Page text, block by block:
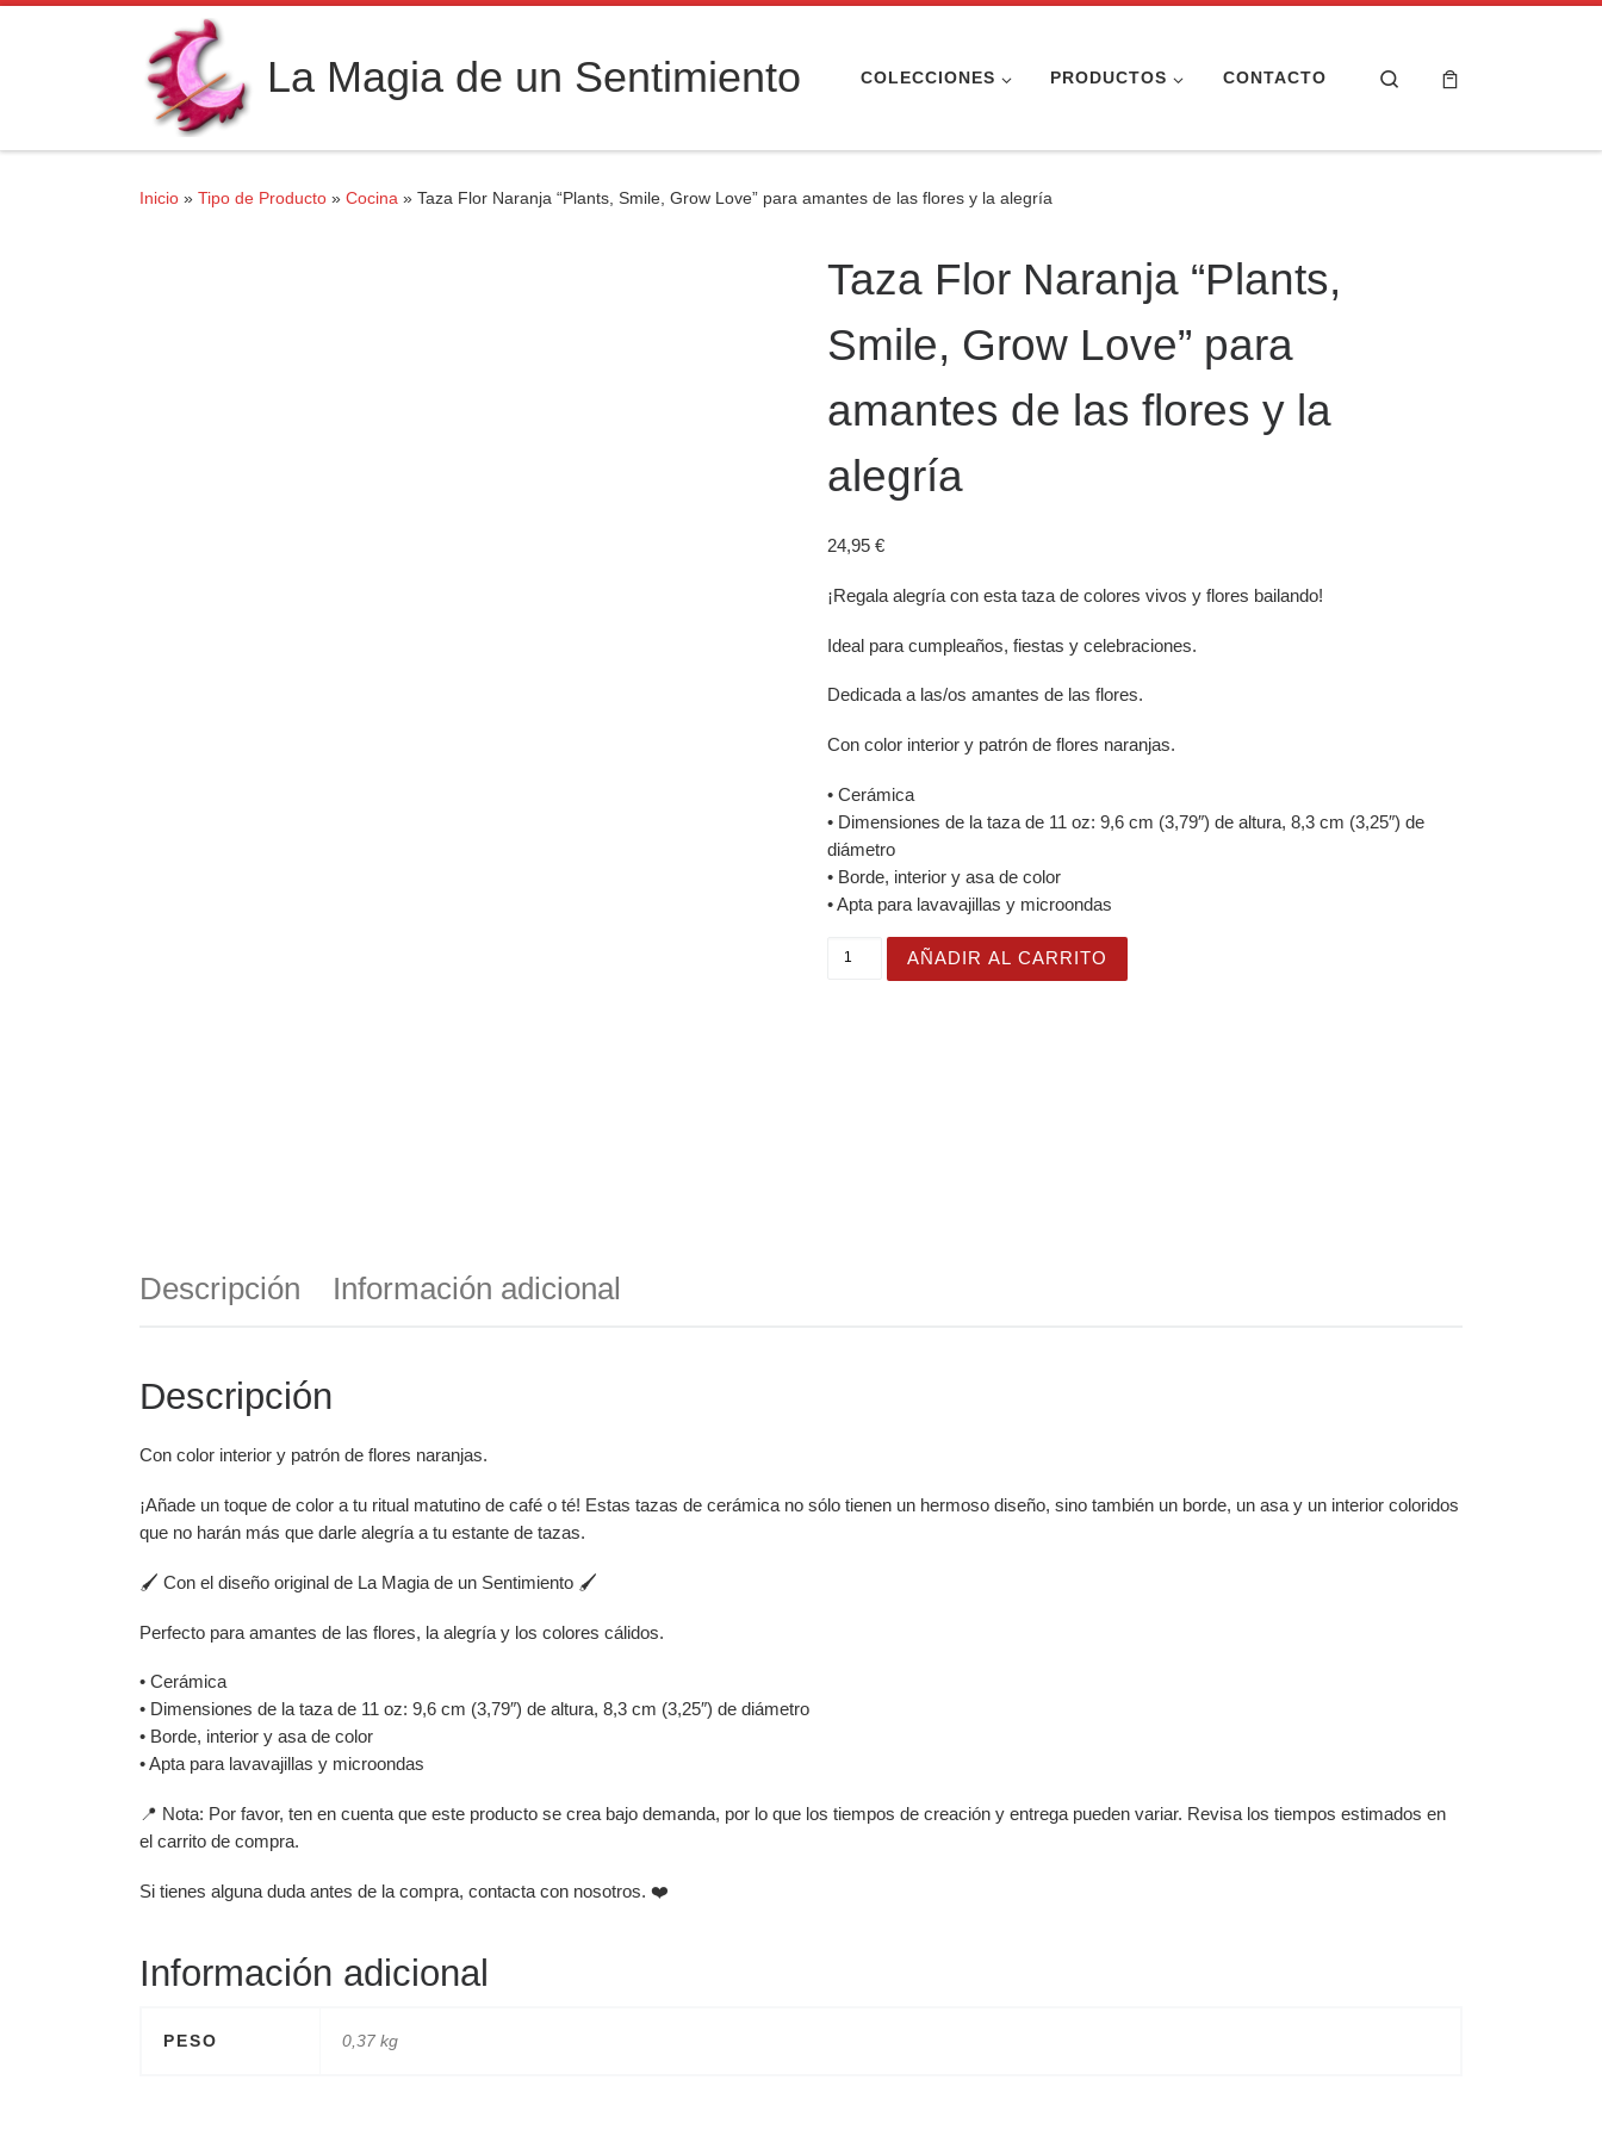
Saltar al contenido
La Magia de un Sentimiento COLECCIONES PRODUCTOS CONTACTO Search
Inicio » Tipo de Producto » Cocina » Taza Flor Naranja “Plants, Smile, Grow Love” para amantes de las flores y la alegría
Taza Flor Naranja “Plants,
Smile, Grow Love” para
amantes de las flores y la
alegría
24,95€
¡Regala alegría con esta taza de colores vivos y flores bailando!
Ideal para cumpleaños, fiestas y celebraciones.
Dedicada a las/os amantes de las flores.
Con color interior y patrón de flores naranjas.
• Cerámica
• Dimensiones de la taza de 11 oz: 9,6 cm (3,79″) de altura, 8,3 cm (3,25″) de
diámetro
• Borde, interior y asa de color
• Apta para lavavajillas y microondas
Taza Flor Naranja "Plants, Smile, Grow Love" para amantes de las flores y la alegría
AÑADIR AL CARRITO
Descripción Información adicional
Descripción
Con color interior y patrón de flores naranjas.
¡Añade un toque de color a tu ritual matutino de café o té! Estas tazas de cerámica no sólo tienen un hermoso diseño, sino también un borde, un asa y un interior coloridos
que no harán más que darle alegría a tu estante de tazas.
🖌️ Con el diseño original de La Magia de un Sentimiento 🖌️
Perfecto para amantes de las flores, la alegría y los colores cálidos.
• Cerámica
• Dimensiones de la taza de 11 oz: 9,6 cm (3,79″) de altura, 8,3 cm (3,25″) de diámetro
• Borde, interior y asa de color
• Apta para lavavajillas y microondas
📍 Nota: Por favor, ten en cuenta que este producto se crea bajo demanda, por lo que los tiempos de creación y entrega pueden variar. Revisa los tiempos estimados en
el carrito de compra.
Si tienes alguna duda antes de la compra, contacta con nosotros. ❤️
Información adicional
PESO 0,37 kg